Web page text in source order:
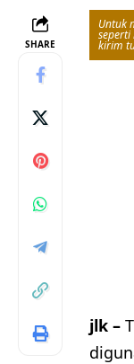
SHARE
Untuk
seperti
kirim
jlk –